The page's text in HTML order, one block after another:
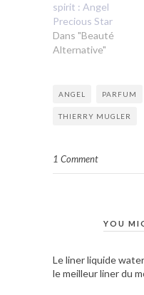
spirit : Angel
Precious Star
Dans "Beauté
Alternative"
ANGEL PARFUM
THIERRY MUGLER
1 Comment
YOU
Le liner liquide
le meilleur liner du